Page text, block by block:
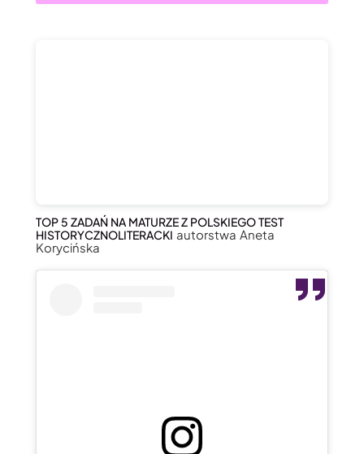
TOP 5 ZADAŃ NA MATURZE Z POLSKIEGO TEST
HISTORYCZNOLITERACKI autorstwa Aneta
Korycińska